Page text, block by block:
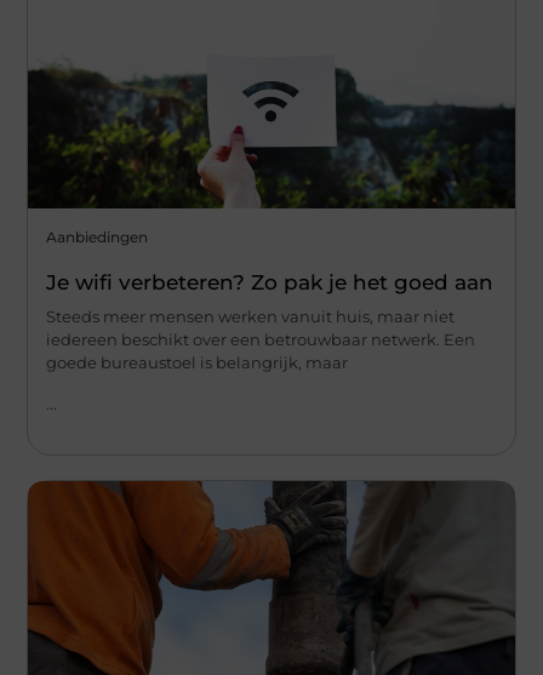
Aanbiedingen
Je wifi verbeteren? Zo pak je het goed aan
Steeds meer mensen werken vanuit huis, maar niet
iedereen beschikt over een betrouwbaar netwerk. Een
goede bureaustoel is belangrijk, maar